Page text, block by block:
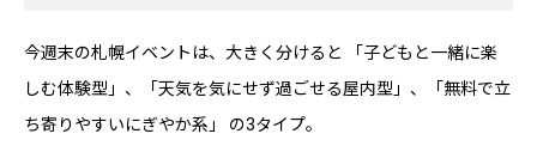
今週末の札幌イベントは、大きく分けると 「子どもと一緒に楽
しむ体験型」、「天気を気にせず過ごせる屋内型」、「無料で立
ち寄りやすいにぎやか系」 の3タイプ。